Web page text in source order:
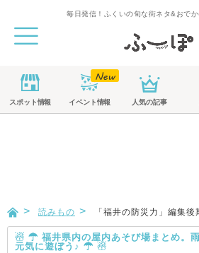
毎日発信！ふくいの旬な街ネタ&おで
スポット情報 イベント情報 人気の記事
読みもの 「福井の防災力」編集後
☃ ☂ 福井県内の屋内あそび場まとめ。雨
元気に遊ぼう♪ ☂ ☃